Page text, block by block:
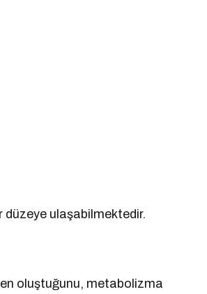
düzeye ulaşabilmektedir.
oluştuğunu, metabolizma